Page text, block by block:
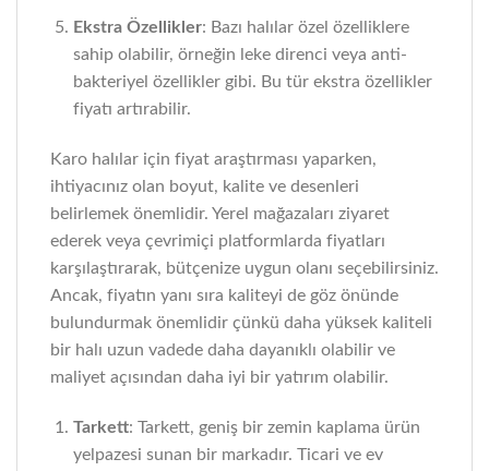
Ekstra Özellikler: Bazı halılar özel özelliklere
sahip olabilir, örneğin leke direnci veya anti-
bakteriyel özellikler gibi. Bu tür ekstra özellikler
fiyatı artırabilir.
Karo halılar için fiyat araştırması yaparken,
ihtiyacınız olan boyut, kalite ve desenleri
belirlemek önemlidir. Yerel mağazaları ziyaret
ederek veya çevrimiçi platformlarda fiyatları
karşılaştırarak, bütçenize uygun olanı seçebilirsiniz.
Ancak, fiyatın yanı sıra kaliteyi de göz önünde
bulundurmak önemlidir çünkü daha yüksek kaliteli
bir halı uzun vadede daha dayanıklı olabilir ve
maliyet açısından daha iyi bir yatırım olabilir.
Tarkett: Tarkett, geniş bir zemin kaplama ürün
yelpazesi sunan bir markadır. Ticari ve ev